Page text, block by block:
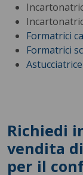
Formatrici
Formatrici
Richiedi
vendita
per il